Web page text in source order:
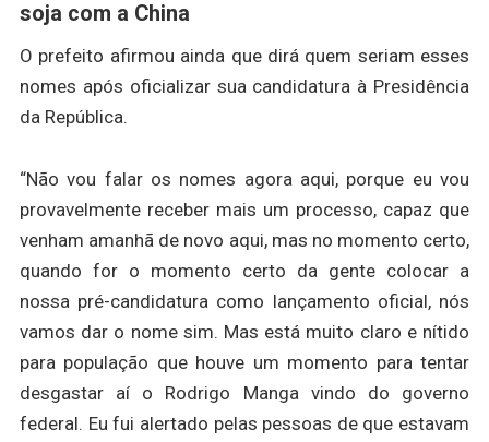
soja com a China
O prefeito afirmou ainda que dirá quem seriam esses
nomes após oficializar sua candidatura à Presidência
da República.
“Não vou falar os nomes agora aqui, porque eu vou
provavelmente receber mais um processo, capaz que
venham amanhã de novo aqui, mas no momento certo,
quando for o momento certo da gente colocar a
nossa pré-candidatura como lançamento oficial, nós
vamos dar o nome sim. Mas está muito claro e nítido
para população que houve um momento para tentar
desgastar aí o Rodrigo Manga vindo do governo
federal. Eu fui alertado pelas pessoas de que estavam